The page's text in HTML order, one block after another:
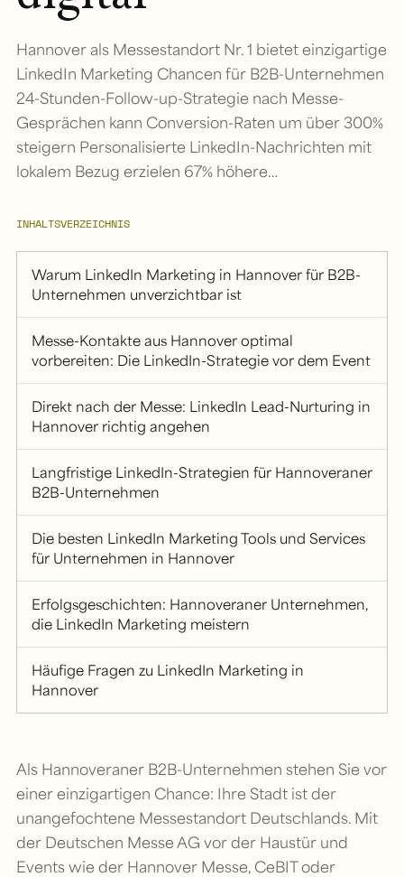
Hannover als Messestandort Nr. 1 bietet einzigartige
LinkedIn Marketing Chancen für B2B-Unternehmen
24-Stunden-Follow-up-Strategie nach Messe-
Gesprächen kann Conversion-Raten um über 300%
steigern Personalisierte LinkedIn-Nachrichten mit
lokalem Bezug erzielen 67% höhere…
INHALTSVERZEICHNIS
Warum LinkedIn Marketing in Hannover für B2B-
Unternehmen unverzichtbar ist
Messe-Kontakte aus Hannover optimal
vorbereiten: Die LinkedIn-Strategie vor dem Event
Direkt nach der Messe: LinkedIn Lead-Nurturing in
Hannover richtig angehen
Langfristige LinkedIn-Strategien für Hannoveraner
B2B-Unternehmen
Die besten LinkedIn Marketing Tools und Services
für Unternehmen in Hannover
Erfolgsgeschichten: Hannoveraner Unternehmen,
die LinkedIn Marketing meistern
Häufige Fragen zu LinkedIn Marketing in
Hannover
Als Hannoveraner B2B-Unternehmen stehen Sie vor
einer einzigartigen Chance: Ihre Stadt ist der
unangefochtene Messestandort Deutschlands. Mit
der Deutschen Messe AG vor der Haustür und
Events wie der Hannover Messe, CeBIT oder